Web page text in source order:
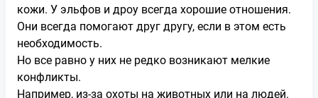
кожи. У эльфов и дроу всегда хорошие отношения.
Они всегда помогают друг другу, если в этом есть
необходимость.
Но все равно у них не редко возникают мелкие
конфликты.
Например, из-за охоты на животных или на людей.